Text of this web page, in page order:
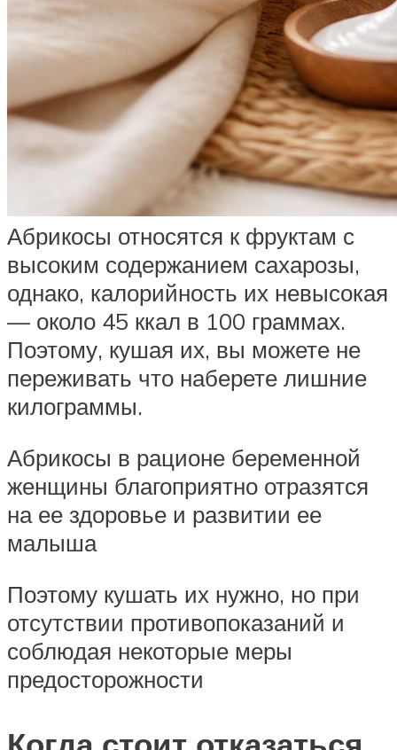
Абрикосы относятся к фруктам с
высоким содержанием сахарозы,
однако, калорийность их невысокая
— около 45 ккал в 100 граммах.
Поэтому, кушая их, вы можете не
переживать что наберете лишние
килограммы.
Абрикосы в рационе беременной
женщины благоприятно отразятся
на ее здоровье и развитии ее
малыша
Поэтому кушать их нужно, но при
отсутствии противопоказаний и
соблюдая некоторые меры
предосторожности